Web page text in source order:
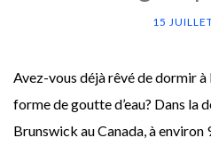
15
Avez-vous déjà rêvé de dormir à
forme de goutte d’eau? Dans la
Brunswick au Canada, à environ